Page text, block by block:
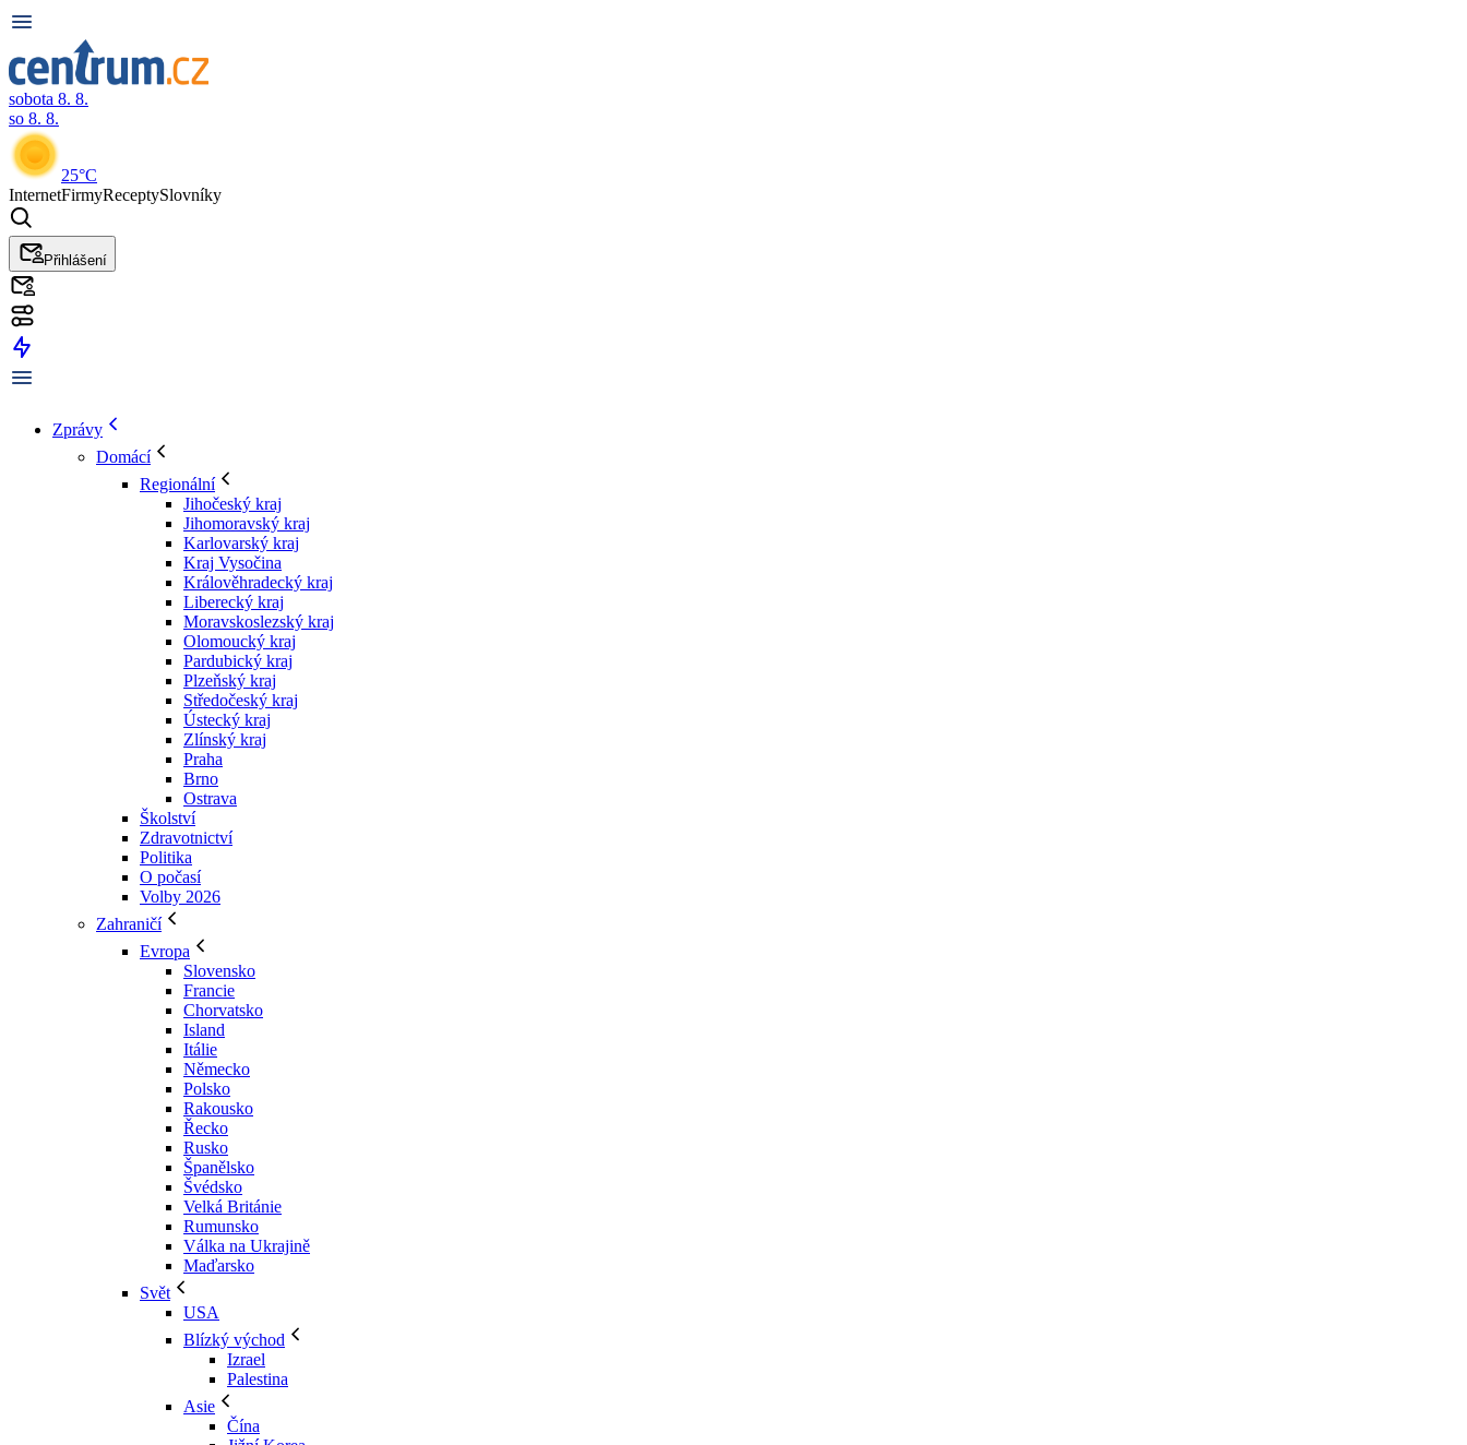
sobota 8. 8.
so 8. 8.
25°C
InternetFirmyReceptySlovníky
Přihlášení
Zprávy
Domácí
Regionální
Jihočeský kraj
Jihomoravský kraj
Karlovarský kraj
Kraj Vysočina
Králověhradecký kraj
Liberecký kraj
Moravskoslezský kraj
Olomoucký kraj
Pardubický kraj
Plzeňský kraj
Středočeský kraj
Ústecký kraj
Zlínský kraj
Praha
Brno
Ostrava
Školství
Zdravotnictví
Politika
O počasí
Volby 2026
Zahraničí
Evropa
Slovensko
Francie
Chorvatsko
Island
Itálie
Německo
Polsko
Rakousko
Řecko
Rusko
Španělsko
Švédsko
Velká Británie
Rumunsko
Válka na Ukrajině
Maďarsko
Svět
USA
Blízký východ
Izrael
Palestina
Asie
Čína